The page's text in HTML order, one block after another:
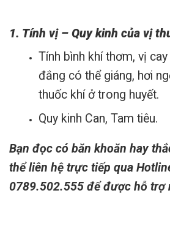
1. Tính vị – Quy kinh của vị
Tính bình khí thơm, vị
đắng có thể giáng, hơi
thuốc khí ở trong huyết.
Quy kinh Can, Tam tiêu.
Bạn đọc có băn khoăn hay
thể liên hệ trực tiếp qua
0789.502.555 để được hỗ trợ